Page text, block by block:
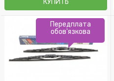
КУПИТЬ
Передплата
обов'язкова